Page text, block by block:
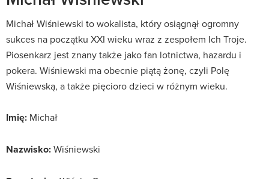
Michał Wiśniewski to wokalista, który osiągnął ogromny
sukces na początku XXI wieku wraz z zespołem Ich Troje.
Piosenkarz jest znany także jako fan lotnictwa, hazardu i
pokera. Wiśniewski ma obecnie piątą żonę, czyli Polę
Wiśniewską, a także pięcioro dzieci w różnym wieku.
Imię: Michał
Nazwisko:Wiśniewski